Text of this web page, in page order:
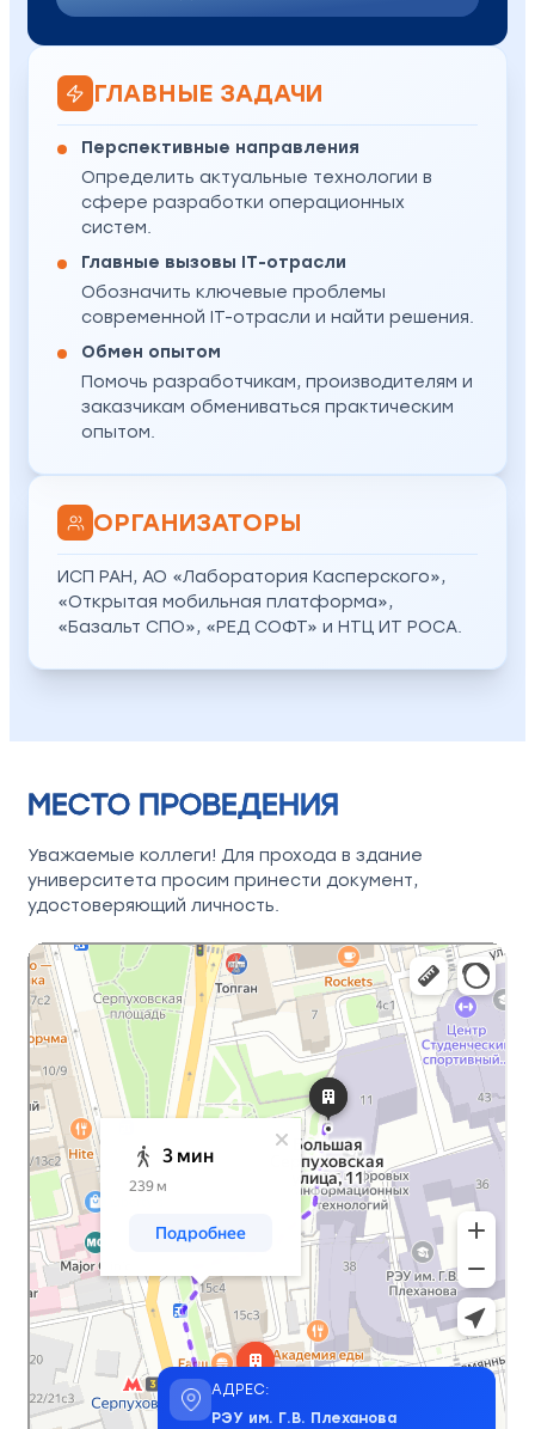
ГЛАВНЫЕ ЗАДАЧИ
Перспективные направления
Определить актуальные технологии в
сфере разработки операционных
систем.
Главные вызовы IT-отрасли
Обозначить ключевые проблемы
современной IT-отрасли и найти решения.
Обмен опытом
Помочь разработчикам, производителям и
заказчикам обмениваться практическим
опытом.
ОРГАНИЗАТОРЫ
ИСП РАН, АО «Лаборатория Касперского»,
«Открытая мобильная платформа»,
«Базальт СПО», «РЕД СОФТ» и НТЦ ИТ РОСА.
МЕСТО ПРОВЕДЕНИЯ
Уважаемые коллеги! Для прохода в здание
университета просим принести документ,
удостоверяющий личность.
Москва
Яндекс Карты
АДРЕС:
РЭУ им. Г.В. Плеханова